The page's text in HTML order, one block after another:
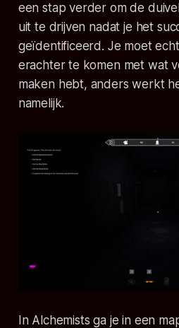
een stap verder om de
uit te drijven nadat je het
geïdentificeerd. Je moet
erachter te komen met wat
maken hebt, anders werkt
namelijk.
In Alchemistsga je in een